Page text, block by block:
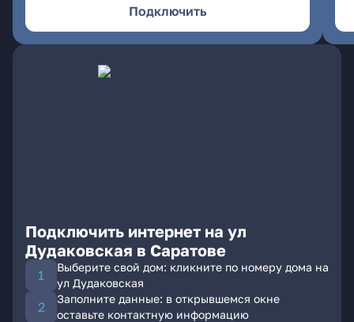
Подключить
Подключить интернет на ул
Дудаковская в Саратове
Выберите свой дом: кликните по номеру дома на
ул Дудаковская
Заполните данные: в открывшемся окне
оставьте контактную информацию